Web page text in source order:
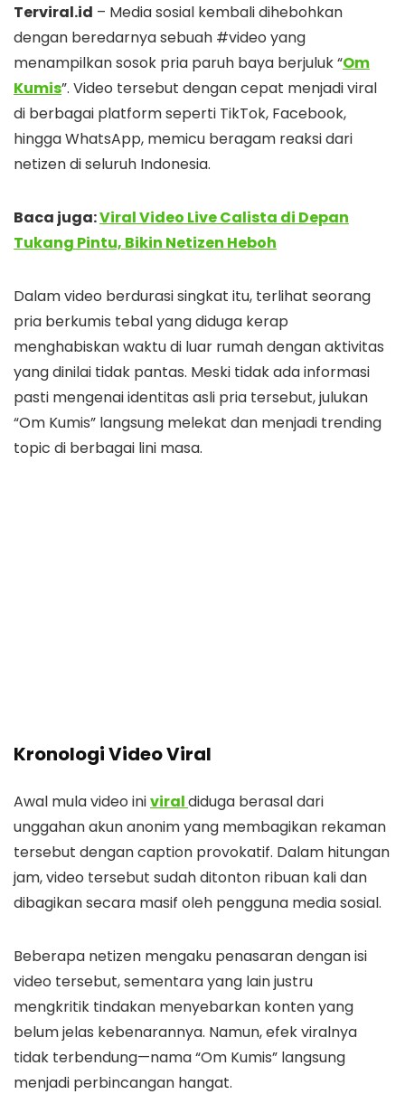
Terviral.id – Media sosial kembali dihebohkan
dengan beredarnya sebuah #video yang
menampilkan sosok pria paruh baya berjuluk “Om
Kumis”. Video tersebut dengan cepat menjadi viral
di berbagai platform seperti TikTok, Facebook,
hingga WhatsApp, memicu beragam reaksi dari
netizen di seluruh Indonesia.
Baca juga:Viral Video Live Calista di Depan
Tukang Pintu, Bikin Netizen Heboh
Dalam video berdurasi singkat itu, terlihat seorang
pria berkumis tebal yang diduga kerap
menghabiskan waktu di luar rumah dengan aktivitas
yang dinilai tidak pantas. Meski tidak ada informasi
pasti mengenai identitas asli pria tersebut, julukan
“Om Kumis” langsung melekat dan menjadi trending
topic di berbagai lini masa.
Kronologi Video Viral
Awal mula video iniviraldiduga berasal dari
unggahan akun anonim yang membagikan rekaman
tersebut dengan caption provokatif. Dalam hitungan
jam, video tersebut sudah ditonton ribuan kali dan
dibagikan secara masif oleh pengguna media sosial.
Beberapa netizen mengaku penasaran dengan isi
video tersebut, sementara yang lain justru
mengkritik tindakan menyebarkan konten yang
belum jelas kebenarannya. Namun, efek viralnya
tidak terbendung—nama “Om Kumis” langsung
menjadi perbincangan hangat.